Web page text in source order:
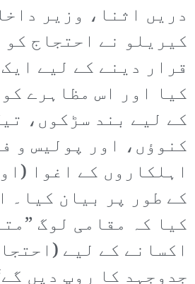
دریں اثنا، وزیر
کیریلو نے احتجاج
قرار دینے کے لیے
کیا اور اس مظاہرے
کے لیے بند سڑکوں،
کنوؤں، اور پولیس و
اہلکاروں کے اغوا
کے طور پر بیان کیا۔
کیا کہ مقامی لوگ
اکسانے کے لیے